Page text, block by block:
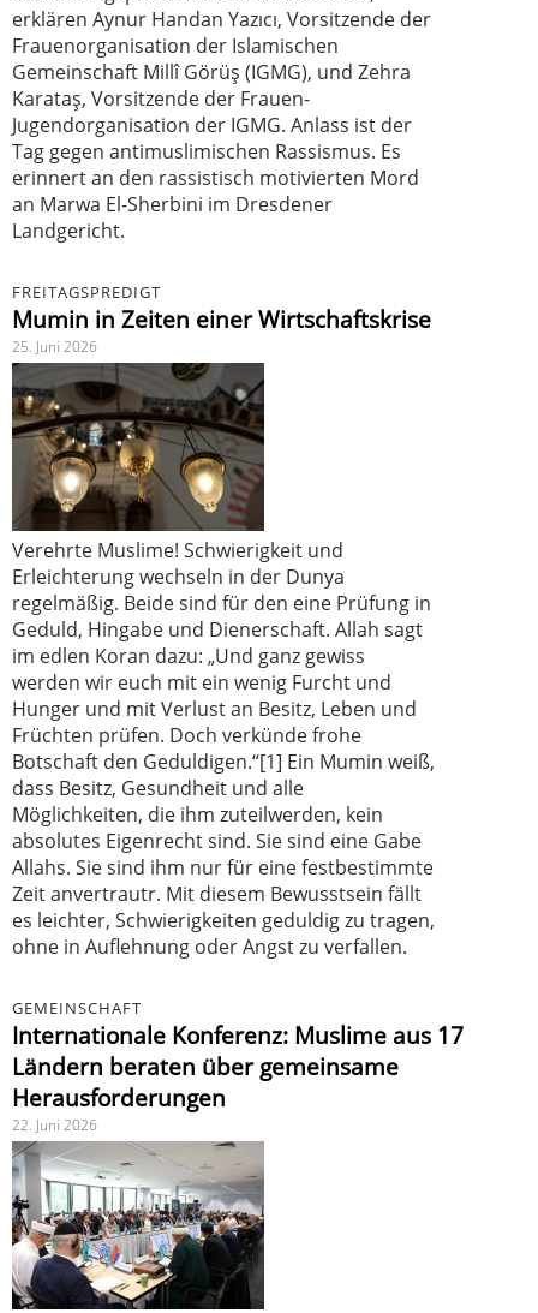
erklären Aynur Handan Yazıcı, Vorsitzende der
Frauenorganisation der Islamischen
Gemeinschaft Millî Görüş (IGMG), und Zehra
Karataş, Vorsitzende der Frauen-
Jugendorganisation der IGMG. Anlass ist der
Tag gegen antimuslimischen Rassismus. Es
erinnert an den rassistisch motivierten Mord
an Marwa El-Sherbini im Dresdener
Landgericht.
FREITAGSPREDIGT
Mumin in Zeiten einer Wirtschaftskrise
25. Juni 2026
Verehrte Muslime! Schwierigkeit und
Erleichterung wechseln in der Dunya
regelmäßig. Beide sind für den eine Prüfung in
Geduld, Hingabe und Dienerschaft. Allah sagt
im edlen Koran dazu: „Und ganz gewiss
werden wir euch mit ein wenig Furcht und
Hunger und mit Verlust an Besitz, Leben und
Früchten prüfen. Doch verkünde frohe
Botschaft den Geduldigen.“[1] Ein Mumin weiß,
dass Besitz, Gesundheit und alle
Möglichkeiten, die ihm zuteilwerden, kein
absolutes Eigenrecht sind. Sie sind eine Gabe
Allahs. Sie sind ihm nur für eine festbestimmte
Zeit anvertrautr. Mit diesem Bewusstsein fällt
es leichter, Schwierigkeiten geduldig zu tragen,
ohne in Auflehnung oder Angst zu verfallen.
GEMEINSCHAFT
Internationale Konferenz: Muslime aus 17
Ländern beraten über gemeinsame
Herausforderungen
22. Juni 2026